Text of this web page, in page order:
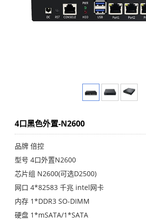
4口黑色外置-N2600
品牌 倍控
型号 4口外置N2600
芯片组 N2600(可选D2500)
网口 4*82583 千兆 intel网卡
内存 1*DDR3 SO-DIMM
硬盘 1*mSATA/1*SATA